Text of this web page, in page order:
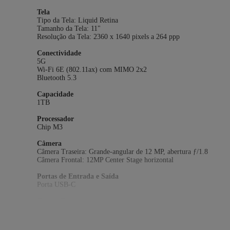
Tela
Tipo da Tela: Liquid Retina
Tamanho da Tela: 11"
Resolução da Tela: 2360 x 1640 pixels a 264 ppp
Conectividade
5G
Wi‑Fi 6E (802.11ax) com MIMO 2x2
Bluetooth 5.3
Capacidade
1TB
Processador
Chip M3
Câmera
Câmera Traseira: Grande-angular de 12 MP, abertura ƒ/1.8
Câmera Frontal: 12MP Center Stage horizontal
Portas de Entrada e Saída
Porta USB-C